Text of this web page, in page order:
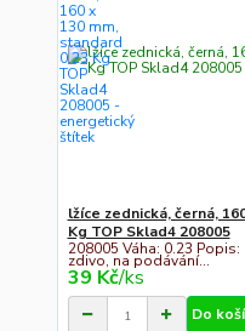
lžíce zednická, černá,
Kg TOP Sklad4 208005
208005 Váha: 0.23
zdivo, na podávání...
39 Kč/ks
Do